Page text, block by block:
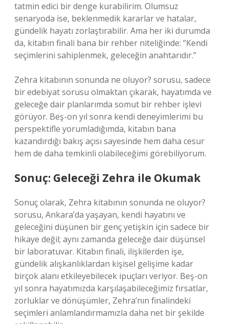
tatmin edici bir denge kurabilirim. Olumsuz
senaryoda ise, beklenmedik kararlar ve hatalar,
gündelik hayatı zorlaştırabilir. Ama her iki durumda
da, kitabın finali bana bir rehber niteliğinde: “Kendi
seçimlerini sahiplenmek, geleceğin anahtarıdır.”
Zehra kitabının sonunda ne oluyor? sorusu, sadece
bir edebiyat sorusu olmaktan çıkarak, hayatımda ve
geleceğe dair planlarımda somut bir rehber işlevi
görüyor. Beş-on yıl sonra kendi deneyimlerimi bu
perspektifle yorumladığımda, kitabın bana
kazandırdığı bakış açısı sayesinde hem daha cesur
hem de daha temkinli olabileceğimi görebiliyorum.
Sonuç: Geleceği Zehra ile Okumak
Sonuç olarak, Zehra kitabının sonunda ne oluyor?
sorusu, Ankara’da yaşayan, kendi hayatını ve
geleceğini düşünen bir genç yetişkin için sadece bir
hikaye değil; aynı zamanda geleceğe dair düşünsel
bir laboratuvar. Kitabın finali, ilişkilerden işe,
gündelik alışkanlıklardan kişisel gelişime kadar
birçok alanı etkileyebilecek ipuçları veriyor. Beş-on
yıl sonra hayatımızda karşılaşabileceğimiz fırsatlar,
zorluklar ve dönüşümler, Zehra’nın finalindeki
seçimleri anlamlandırmamızla daha net bir şekilde